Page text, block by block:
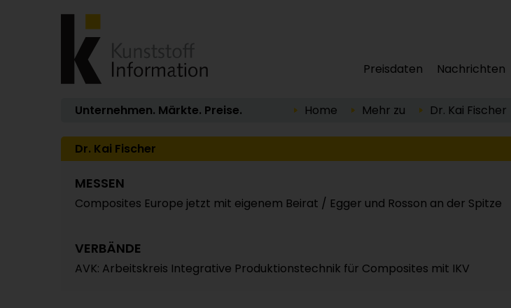
Preisdaten Nachrichten
Unternehmen. Märkte. Preise. Home Mehr zu Dr. Kai Fischer
Dr. Kai Fischer
MESSEN
Composites Europe jetzt mit eigenem Beirat / Egger und Rosson an der Spitze
VERBÄNDE
AVK: Arbeitskreis Integrative Produktionstechnik für Composites mit IKV